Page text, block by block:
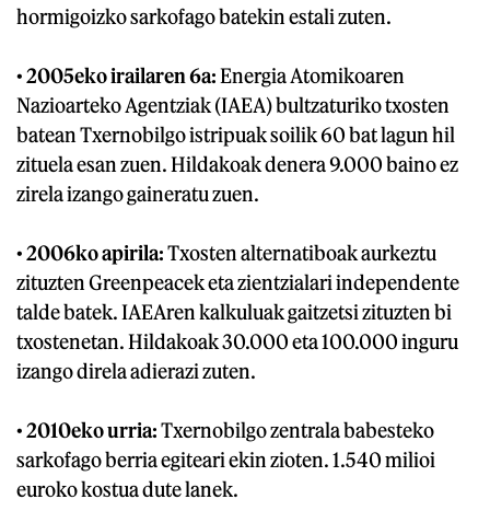
hormigoizko sarkofago batekin estali zuten.
•2005eko irailaren 6a:Energia Atomikoaren
Nazioarteko Agentziak (IAEA) bultzaturiko txosten
batean Txernobilgo istripuak soilik 60 bat lagun hil
zituela esan zuen. Hildakoak denera 9.000 baino ez
zirela izango gaineratu zuen.
•2006ko apirila:Txosten alternatiboak aurkeztu
zituzten Greenpeacek eta zientzialari independente
talde batek. IAEAren kalkuluak gaitzetsi zituzten bi
txostenetan. Hildakoak 30.000 eta 100.000 inguru
izango direla adierazi zuten.
•2010eko urria:Txernobilgo zentrala babesteko
sarkofago berria egiteari ekin zioten. 1.540 milioi
euroko kostua dute lanek.